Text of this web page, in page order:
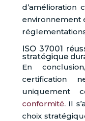
d’amélioration
environnement
ISO 37001
stratégique
En
certification
uniquement
conformité. Il
choix